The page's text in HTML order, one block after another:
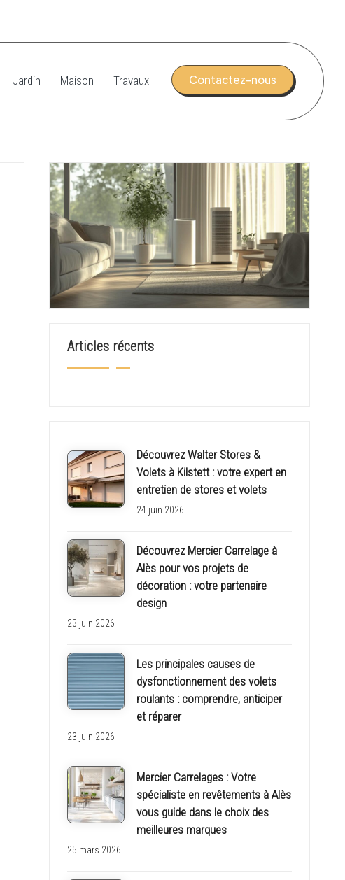
Jardin Maison Travaux Contactez-nous
Articles récents
Découvrez Walter Stores &
Volets à Kilstett : votre expert en
entretien de stores et volets
24 juin 2026
Découvrez Mercier Carrelage à
Alès pour vos projets de
décoration : votre partenaire
design
23 juin 2026
Les principales causes de
dysfonctionnement des volets
roulants : comprendre, anticiper
et réparer
23 juin 2026
Mercier Carrelages : Votre
spécialiste en revêtements à Alès
vous guide dans le choix des
meilleures marques
25 mars 2026